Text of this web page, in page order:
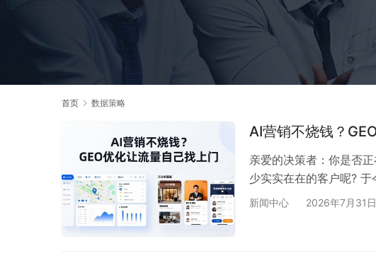
首页 数据策略
AI营销不烧钱？
亲爱的决策者：你是否
少实实在在的客户呢? 于
新闻中心 2026年7月31日